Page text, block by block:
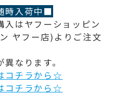
時入荷中■
入はヤフーショッピン
ヤフー店)よりご注文
なります。
コチラから☆
コチラから☆